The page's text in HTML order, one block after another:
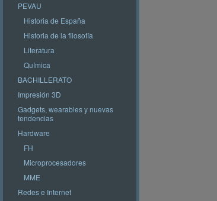
PEVAU
Historia de España
Historia de la filosofía
Literatura
Química
BACHILLERATO
Impresión 3D
Gadgets, wearables y nuevas
tendencias
Hardware
FH
Microprocesadores
MME
Redes e Internet